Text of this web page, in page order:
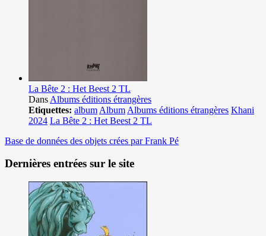
La Bête 2 : Het Beest 2 TL
Dans Albums éditions étrangères
Etiquettes: album Album Albums éditions étrangères Khani
2024 La Bête 2 : Het Beest 2 TL
Base de données des objets crées par Frank Pé
Dernières entrées sur le site